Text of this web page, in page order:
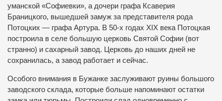
уманской «Софиевки», а дочери графа Ксаверия
Браницкого, вышедшей замуж за представителя рода
Потоцких — графа Артура. В 50-х годах XIX века Потоцкая
построила в селе большую церковь Святой Софии (вот
странно) и сахарный завод. Церковь до наших дней не
сохранилась, а завод работает и сейчас.
Особого внимания в Бужанке заслуживают руины большого
заводского склада, которые больше напоминают остатки